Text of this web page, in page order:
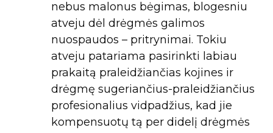
nebus malonus bėgimas, blogesniu
atveju dėl drėgmės galimos
nuospaudos – pritrynimai. Tokiu
atveju patariama pasirinkti labiau
prakaitą praleidžiančias kojines ir
drėgmę sugeriančius-praleidžiančius
profesionalius vidpadžius, kad jie
kompensuotų tą per didelį drėgmės